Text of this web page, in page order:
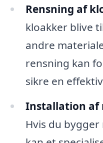
Rensning af
kloakker blive
andre
rensning kan
sikre en
Installation af
Hvis du